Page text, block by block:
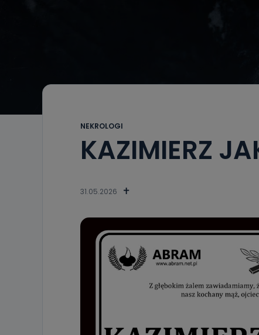
NEKROLOGI
KAZIMIERZ
31.05.2026